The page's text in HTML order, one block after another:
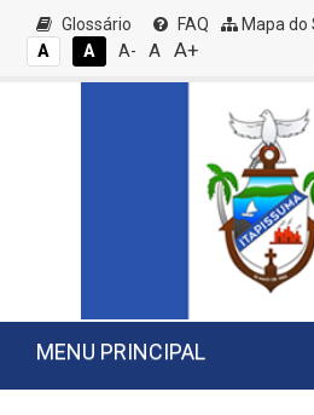
Glossário FAQ Mapa do
A
A A- A A+
MENU PRINCIPAL